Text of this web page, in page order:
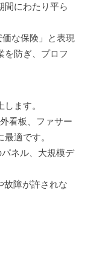
間にわたり平ら
な保険」と表現
を防ぎ、プロフ
ます。
看板、ファサー
適です。
ネル、大規模デ
障が許されな